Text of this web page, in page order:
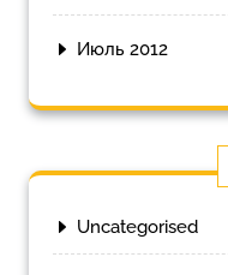
Июль 2012
Uncategorised